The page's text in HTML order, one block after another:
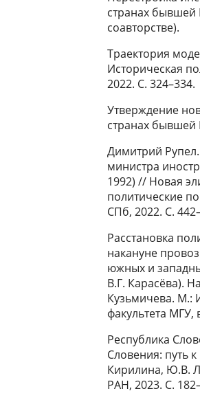
странах бывшей
соавторстве).
Траектория
Историческая
2022. С. 324–334.
Утверждение
странах бывшей
Димитрий
министра
1992) // Новая
политические
СПб, 2022. С.
Расстановка
накануне
южных и
В.Г. Карасёва).
Кузьмичева. М.:
факультета МГУ,
Республика
Словения: путь
Кирилина, Ю.В.
РАН, 2023. С.